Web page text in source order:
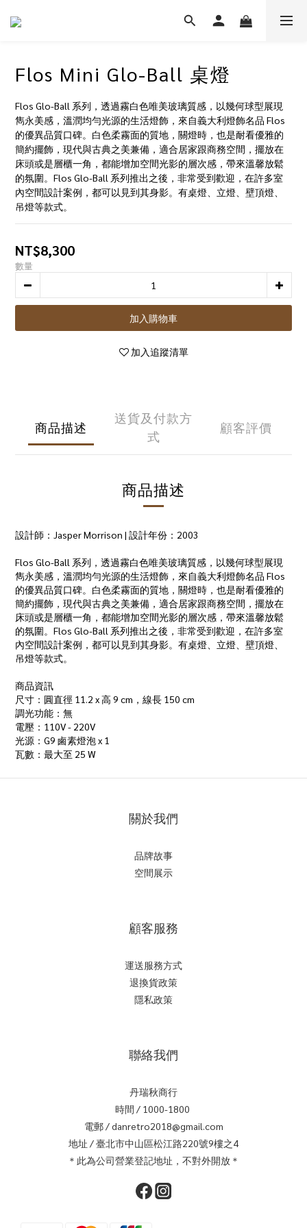
Flos Mini Glo-Ball 桌燈
Flos Glo-Ball 系列，透過霧白色唯美玻璃質感，以幾何球型展現
雋永美感，溫潤均勻光源的生活燈飾，來自義大利燈飾名品 Flos
的優異品質口碑。白色柔霧面的質地，關燈時，也是耐看優雅的
簡約擺飾，現代與古典之美兼備，適合居家跟商務空間，擺放在
床頭或是層櫃一角，都能增加空間光影的層次感，帶來溫馨放鬆
的氛圍。Flos Glo-Ball 系列推出之後，非常受到歡迎，在許多室
內空間設計案例，都可以見到其身影。有桌燈、立燈、壁頂燈、
吊燈等款式。
NT$8,300
數量
加入購物車
加入追蹤清單
商品描述
送貨及付款方
式
顧客評價
商品描述
設計師：Jasper Morrison | 設計年份：2003
Flos Glo-Ball 系列，透過霧白色唯美玻璃質感，以幾何球型展現
雋永美感，溫潤均勻光源的生活燈飾，來自義大利燈飾名品 Flos
的優異品質口碑。白色柔霧面的質地，關燈時，也是耐看優雅的
簡約擺飾，現代與古典之美兼備，適合居家跟商務空間，擺放在
床頭或是層櫃一角，都能增加空間光影的層次感，帶來溫馨放鬆
的氛圍。Flos Glo-Ball 系列推出之後，非常受到歡迎，在許多室
內空間設計案例，都可以見到其身影。有桌燈、立燈、壁頂燈、
吊燈等款式。
商品資訊
尺寸：圓直徑 11.2 x 高 9 cm，線長 150 cm
調光功能：無
電壓：110V - 220V
光源：G9 鹵素燈泡 x 1
瓦數：最大至 25 W
關於我們
品牌故事
空間展示
顧客服務
運送服務方式
退換貨政策
隱私政策
聯絡我們
丹瑞秋商行
時間 / 1000-1800
電郵 / danretro2018@gmail.com
地址 / 臺北市中山區松江路220號9樓之4
＊此為公司營業登記地址，不對外開放＊